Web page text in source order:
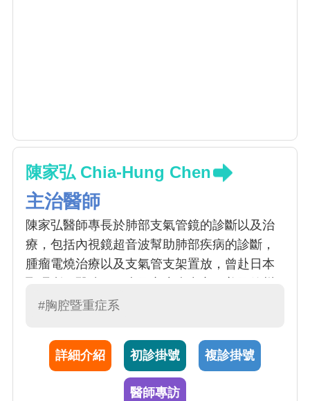
陳家弘 Chia-Hung Chen
主治醫師
陳家弘醫師專長於肺部支氣管鏡的診斷以及治
療，包括內視鏡超音波幫助肺部疾病的診斷，
腫瘤電燒治療以及支氣管支架置放，曾赴日本
安德森癌症醫院，約翰霍普金斯醫院以及上海
將介入性支氣管鏡與呼吸道疾病包括慢性阻塞
性肺病，氣喘等方面相關的診斷與治療做結
合，希望能夠帶給這些病人相關診斷以及治療
#胸腔暨重症系
詳細介紹 初診掛號 複診掛號
醫師專訪